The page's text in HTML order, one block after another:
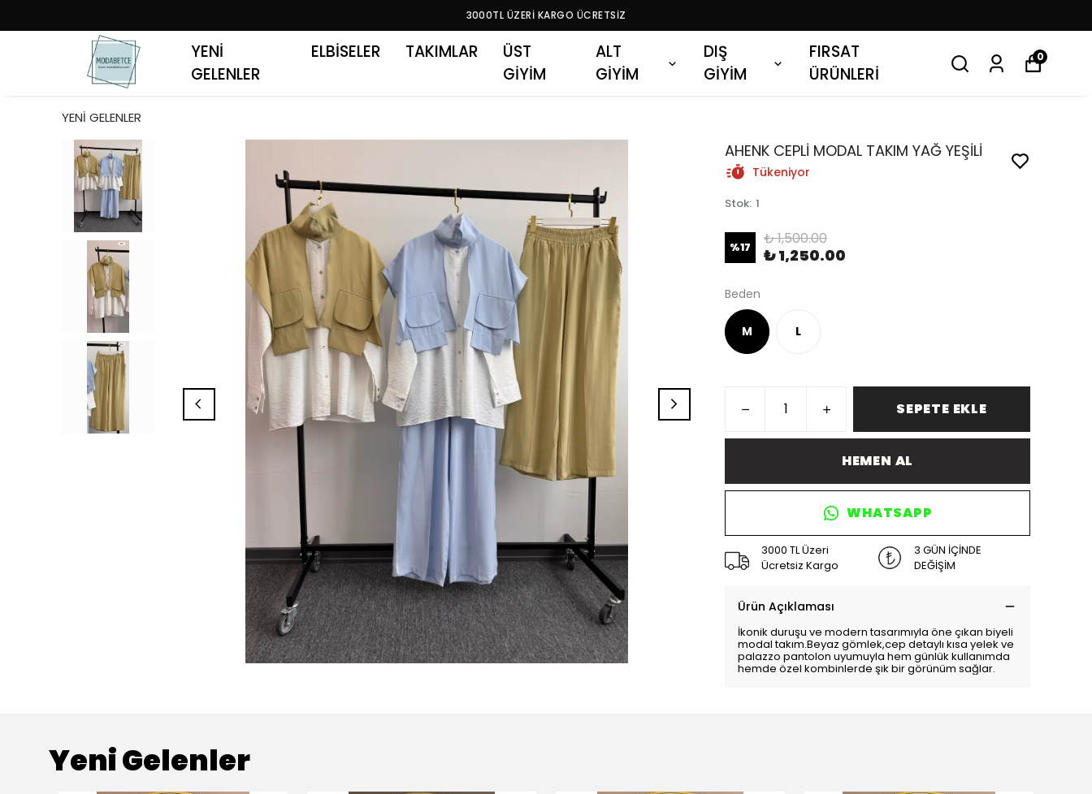
3000TL ÜZERİ KARGO ÜCRETSİZ
YENİ
GELENLER
ELBİSELER TAKIMLAR
ÜST
GİYİM
ALT
GİYİM
DIŞ
GİYİM
FIRSAT
ÜRÜNLERİ
0
YENİ GELENLER
AHENK CEPLİ MODAL TAKIM YAĞ YEŞİLİ
Tükeniyor
Stok: 1
%17 ₺ 1,500.00
₺ 1,250.00
Beden
M L
SEPETE EKLE
HEMEN AL
WHATSAPP
3000 TL Üzeri
Ücretsiz Kargo
3 GÜN İÇİNDE
DEĞİŞİM
Ürün Açıklaması
İkonik duruşu ve modern tasarımıyla öne çıkan biyeli
modal takım.Beyaz gömlek,cep detaylı kısa yelek ve
palazzo pantolon uyumuyla hem günlük kullanımda
hemde özel kombinlerde şık bir görünüm sağlar.
Yeni Gelenler